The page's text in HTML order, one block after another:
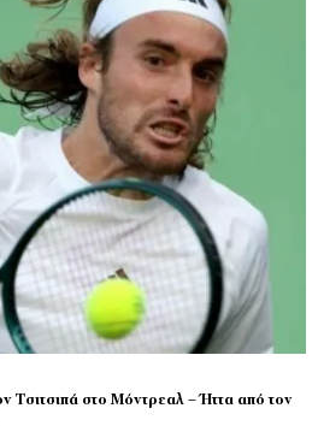
Τσιτσιπά στο Μόντρεαλ – Ήττα από τον